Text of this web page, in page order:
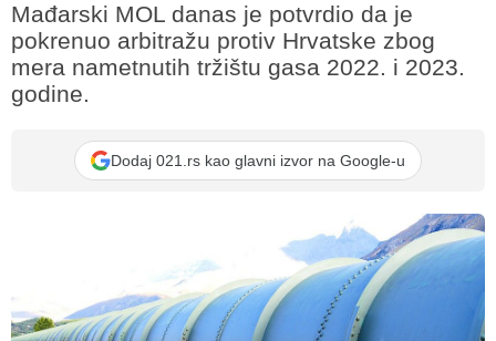
Mađarski MOL danas je potvrdio da je
pokrenuo arbitražu protiv Hrvatske zbog
mera nametnutih tržištu gasa 2022. i 2023.
godine.
Dodaj 021.rs kao glavni izvor na Google-u